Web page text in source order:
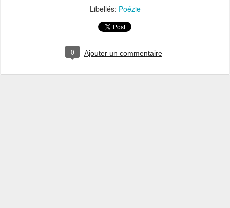
Libellés: Poézie
0 Ajouter un commentaire